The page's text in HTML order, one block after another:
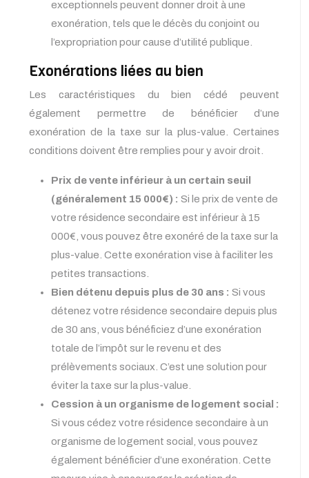
exceptionnels peuvent donner droit à une
exonération, tels que le décès du conjoint ou
l’expropriation pour cause d’utilité publique.
Exonérations liées au bien
Les caractéristiques du bien cédé peuvent
également permettre de bénéficier d’une
exonération de la taxe sur la plus-value. Certaines
conditions doivent être remplies pour y avoir droit.
Prix de vente inférieur à un certain seuil
(généralement 15 000€) : Si le prix de vente de
votre résidence secondaire est inférieur à 15
000€, vous pouvez être exonéré de la taxe sur la
plus-value. Cette exonération vise à faciliter les
petites transactions.
Bien détenu depuis plus de 30 ans : Si vous
détenez votre résidence secondaire depuis plus
de 30 ans, vous bénéficiez d’une exonération
totale de l’impôt sur le revenu et des
prélèvements sociaux. C’est une solution pour
éviter la taxe sur la plus-value.
Cession à un organisme de logement social :
Si vous cédez votre résidence secondaire à un
organisme de logement social, vous pouvez
également bénéficier d’une exonération. Cette